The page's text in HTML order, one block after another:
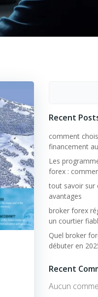
Recent
comment
financement
Les
forex :
tout savoir sur
avantages
broker forex
un courtier
Quel broker
débuter en
Recent
Aucun